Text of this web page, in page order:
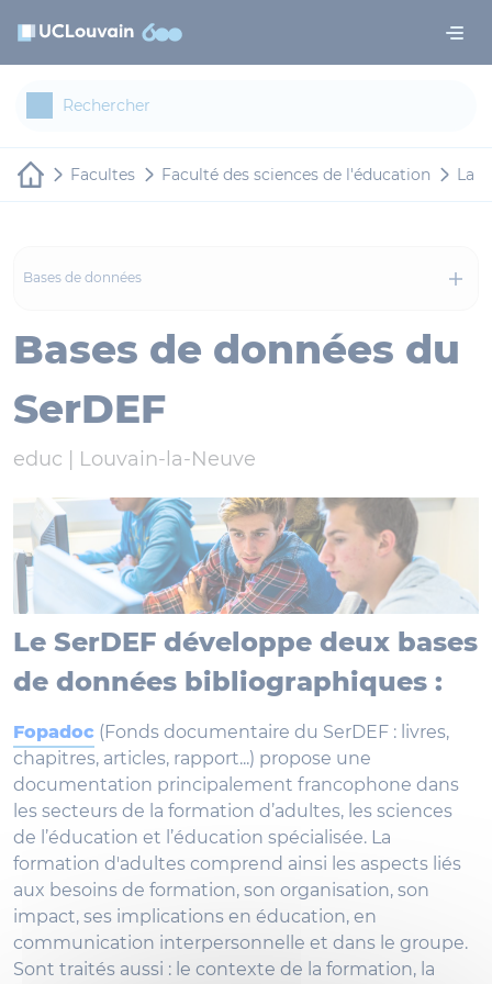
Facultes Faculté des sciences de l'éducation La
Bases de données
Bases de données du
SerDEF
educ | Louvain-la-Neuve
Le SerDEF développe deux bases
de données bibliographiques :
Fopadoc (Fonds documentaire du SerDEF : livres,
chapitres, articles, rapport...) propose une
documentation principalement francophone dans
les secteurs de la formation d’adultes, les sciences
de l’éducation et l’éducation spécialisée. La
formation d'adultes comprend ainsi les aspects liés
aux besoins de formation, son organisation, son
impact, ses implications en éducation, en
communication interpersonnelle et dans le groupe.
Sont traités aussi : le contexte de la formation, la